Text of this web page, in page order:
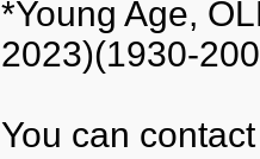
*Young Age,
2023)(1930-
You can